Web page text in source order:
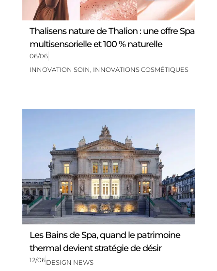
Thalisens nature de Thalion : une offre Spa
multisensorielle et 100 % naturelle
06/06
INNOVATION SOIN, INNOVATIONS COSMÉTIQUES
Les Bains de Spa, quand le patrimoine
thermal devient stratégie de désir
12/06DESIGN NEWS